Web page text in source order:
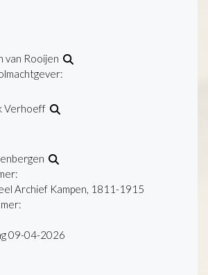
van Rooijen
Verhoeff
:
Archief Kampen, 1811-1915
:
09-04-2026